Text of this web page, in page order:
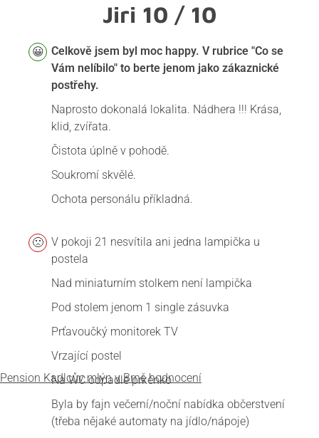
Pension Kadlcův mlýn v Brně hodnocení
Jiri 10 / 10
Celkově jsem byl moc happy. V rubrice "Co se
Vám nelíbilo" to berte jenom jako zákaznické
postřehy.
Naprosto dokonalá lokalita. Nádhera !!! Krása,
klid, zvířata.
Čistota úplně v pohodě.
Soukromí skvělé.
Ochota personálu příkladná.
V pokoji 21 nesvítila ani jedna lampička u
postela
Nad miniaturním stolkem není lampička
Pod stolem jenom 1 single zásuvka
Prťavoučký monitorek TV
Vrzající postel
Na WC odpadlé prkénko
Byla by fajn večerní/noční nabídka občerstvení
(třeba nějaké automaty na jídlo/nápoje)